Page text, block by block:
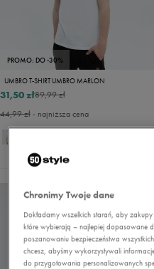
PROMO: DO -30%
UMBRO T-SHIRT UMBRO MARLON
89,99 zł
31,50 zł
44,99 zł- najniższa cena
Chronimy Twoje dane
Dokładamy wszelkich starań, aby
które wybierają – najlepiej dopasowane
poszanowaniu bezpieczeństwa
chcesz, abyśmy wykorzystywali
do przygotowania personalizowanych